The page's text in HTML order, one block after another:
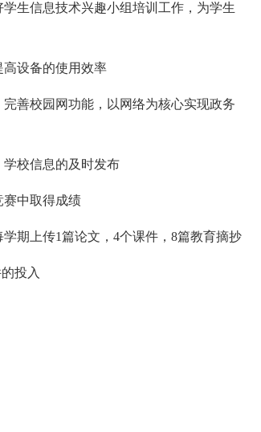
生信息技术兴趣小组培训工作，为学生
设备的使用效率
善校园网功能，以网络为核心实现政务
校信息的及时发布
中取得成绩
期上传1篇论文，4个课件，8篇教育摘抄
投入